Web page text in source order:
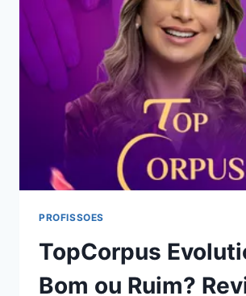
BOM
OU
RUIM?
REVIEW
DO
CURSO
DO
EFICIENTE,
MESMO?
É
CONFIÁVEL?
PROFISSOES
TopCorpus
Bom ou Ruim?